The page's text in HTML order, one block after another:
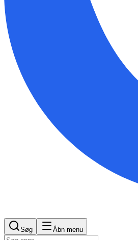
Søg Åbn menu